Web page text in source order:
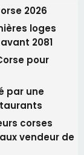
par
sélection de